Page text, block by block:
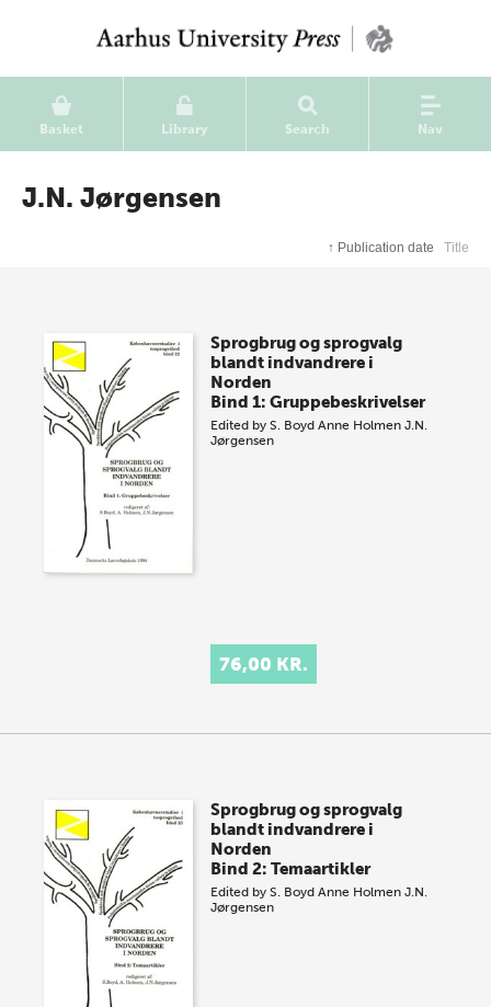
Basket Library Search Nav
J.N. Jørgensen
↑ Publication date Title
Sprogbrug og sprogvalg
blandt indvandrere i
Norden
Bind 1: Gruppebeskrivelser
Edited byS. Boyd Anne Holmen J.N.
Jørgensen
76,00 KR.
Sprogbrug og sprogvalg
blandt indvandrere i
Norden
Bind 2: Temaartikler
Edited byS. Boyd Anne Holmen J.N.
Jørgensen